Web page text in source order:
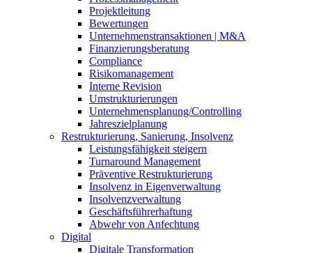
Projektleitung
Bewertungen
Unternehmenstransaktionen | M&A
Finanzierungsberatung
Compliance
Risikomanagement
Interne Revision
Umstrukturierungen
Unternehmensplanung/Controlling
Jahreszielplanung
Restrukturierung, Sanierung, Insolvenz
Leistungsfähigkeit steigern
Turnaround Management
Präventive Restrukturierung
Insolvenz in Eigenverwaltung
Insolvenzverwaltung
Geschäftsführerhaftung
Abwehr von Anfechtung
Digital
Digitale Transformation